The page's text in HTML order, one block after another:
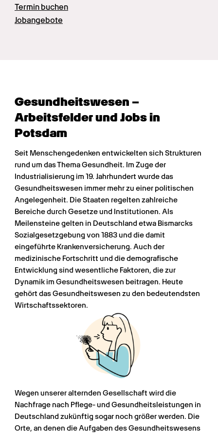
Termin buchen
Jobangebote
Gesundheits­wesen –
Arbeitsfelder und Jobs in
Potsdam
Seit Menschengedenken entwickelten sich Strukturen
rund um das Thema Gesundheit. Im Zuge der
Industrialisierung im 19. Jahrhundert wurde das
Gesundheitswesen immer mehr zu einer politischen
Angelegenheit. Die Staaten regelten zahlreiche
Bereiche durch Gesetze und Institutionen. Als
Meilensteine gelten in Deutschland etwa Bismarcks
Sozialgesetzgebung von 1883 und die damit
eingeführte Krankenversicherung. Auch der
medizinische Fortschritt und die demografische
Entwicklung sind wesentliche Faktoren, die zur
Dynamik im Gesundheitswesen beitragen. Heute
gehört das Gesundheitswesen zu den bedeutendsten
Wirtschaftssektoren.
Wegen unserer alternden Gesellschaft wird die
Nachfrage nach Pflege- und Gesundheitsleistungen in
Deutschland zukünftig sogar noch größer werden. Die
Orte, an denen die Aufgaben des Gesundheitswesens